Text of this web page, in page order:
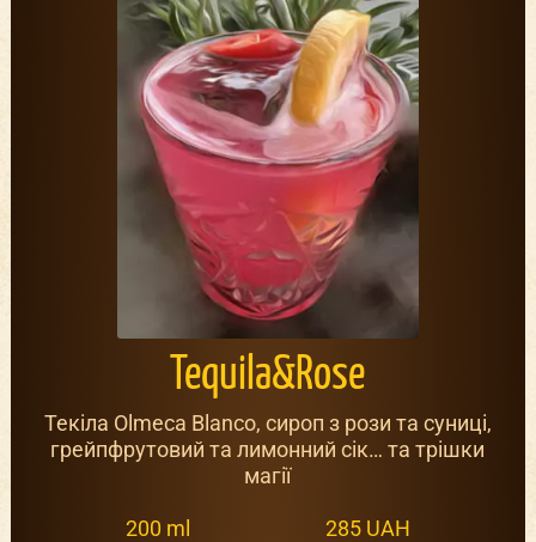
Tequila&Rose
Текіла Olmeca Blanco, сироп з рози та суниці,
грейпфрутовий та лимонний сік… та трішки
магії
200 ml 285 UAH